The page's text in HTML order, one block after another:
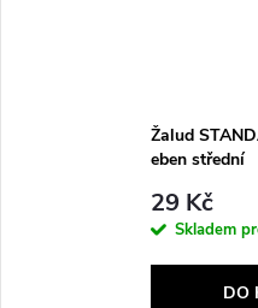
Žalud
eben střední
29 Kč
Skladem
DO